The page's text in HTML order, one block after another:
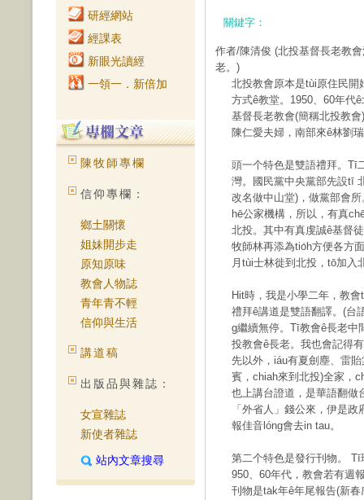
研經網站
經課表
新眼光讀經
一領一．新倍加
陳牧師專欄
信仰專欄：
鄉土關懷
姐妹開步走
原知原味
教會人物誌
青年青不輕
信仰與生活
講道稿
出版品與雜誌：
女宣雜誌
新使者雜誌
站內文章搜尋
關鍵字：
作者/陳清俊 (北投基督長老教
老。)
北投教會原本是tùi原住民開
方式ê教堂。1950、60年代
基督長老教會(簡稱北投教
陳仁愛夫婦，南部來ê林劉
頭一个特色是雙語禮拜。Tī
灣。國民黨中央黨部先設tī
改名做中山堂)，做黨部會
hē公家機構，所以，有真
北投。其中有真虔誠ê基督
牧師林再添為tio̍h方便各方
月tùi士林徙到北投，tō加入
Hit時，我是小學二年，教
禮拜ê講道是雙語翻譯。(台
g繼續無停。Tī教會ê長老中
投教會ê長老。我也會記得
先以外，iáu有夏劍塵、雷
賓，chiah來到北投)全家，
也上講台證道，是華語翻做
「外省人」錢公來，伊是
報佳音lóng會去in tau。
第二个特色是發行刊物。
950、60年代，教會若有週
刊物是ta̍k年ê年尾報告(新